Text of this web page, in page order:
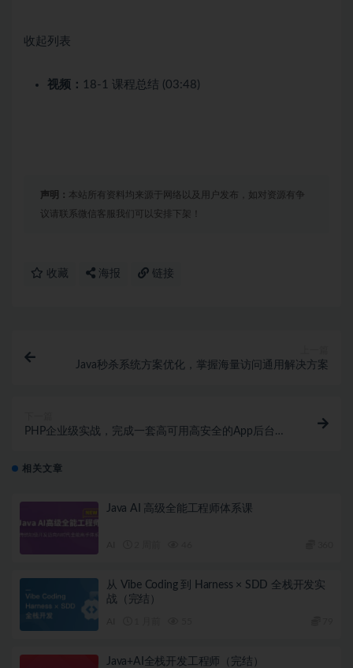
收起列表
视频： 18-1 课程总结 (03:48)
声明： 本站所有资料均来源于网络以及用户发布，如对资源有争
议请联系微信客服我们可以安排下架！
收藏 海报 链接
Java秒杀系统方案优化，掌握海量访问通用解决方案
PHP企业级实战，完成一套高可用高安全的App后台系
相关文章
Java AI 高级全能工程师体系课
从 Vibe Coding 到 Harness × SDD 全栈开发实
战（完结）
Java+AI全栈开发工程师（完结）